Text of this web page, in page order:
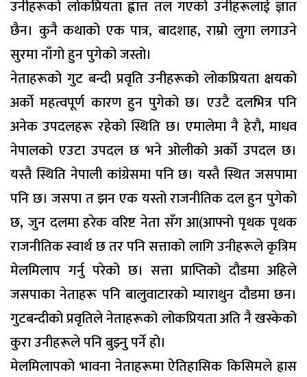
उनीहरूको लोकप्रियता ह्वात्त तल गएको उनीहरूलाई ज्ञात
छैन। कुनै कथाको एक पात्र, बादशाह, राम्रो लुगा लगाउने
सुरमा नाँगो हुन पुगेको जस्तो।
नेताहरूको गुट बन्दी प्रवृति उनीहरूको लोकप्रियता क्षयको
अर्को महत्वपूर्ण कारण हुन पुगेको छ। एउटै दलभित्र पनि
अनेक उपदलहरू रहेको स्थिति छ। एमालेमा नै हेरौ, माधव
नेपालको एउटा उपदल छ भने ओलीको अर्को उपदल छ।
यस्तै स्थिति नेपाली कांग्रेसमा पनि छ। यस्तै स्थित जसपामा
पनि छ। जसपा त झन एक यस्तो राजनीतिक दल हुन पुगेको
छ, जुन दलमा हरेक वरिष्ट नेता सँग आ(आफ्नो पृथक पृथक
राजनीतिक स्वार्थ छ तर पनि सत्ताको लागि उनीहरूले कृत्रिम
मेलमिलाप गर्नु परेको छ। सत्ता प्राप्तिको दौडमा अहिले
जसपाका नेताहरू पनि बालुवाटारको म्याराथुन दौडमा छन।
गुटबन्दीको प्रवृतिले नेताहरूको लोकप्रियता अति नै खस्केको
कुरा उनीहरूले पनि बुझ्नु पर्ने हो।
मेलमिलापको भावना नेताहरूमा ऐतिहासिक किसिमले ह्रास